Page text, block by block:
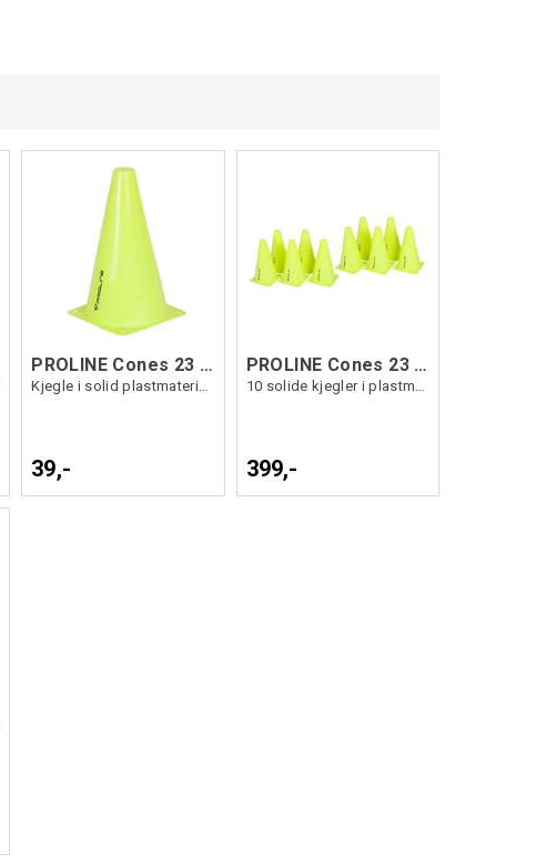
PROLINE Cones 23 cm Single Gul OS
Kjegle i solid plastmateriale
39,-
PROLINE Cones 23 cm 10pk Gul OS
10 solide kjegler i plastmateriale.
399,-